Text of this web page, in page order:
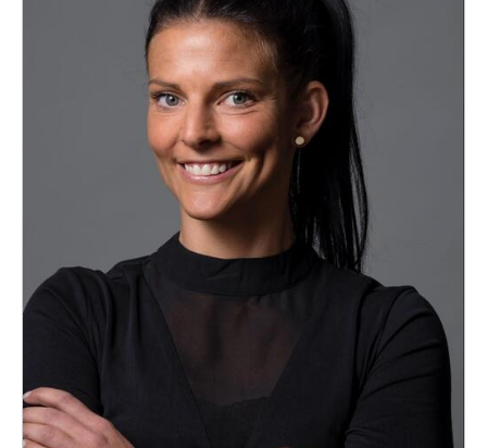
Underhållning
Idrottare och äventyrare
Skådespelare
Alla talare